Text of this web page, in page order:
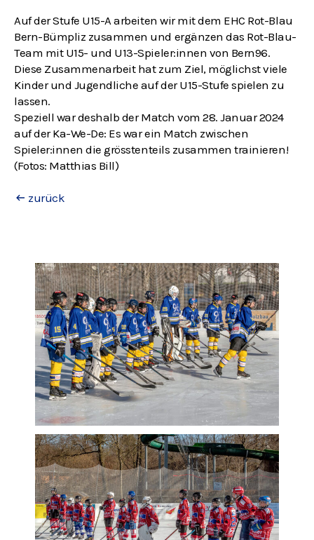
Auf der Stufe U15-A arbeiten wir mit dem EHC Rot-Blau
Bern-Bümpliz zusammen und ergänzen das Rot-Blau-
Team mit U15- und U13-Spieler:innen von Bern96.
Diese Zusammenarbeit hat zum Ziel, möglichst viele
Kinder und Jugendliche auf der U15-Stufe spielen zu
lassen.
Speziell war deshalb der Match vom 28. Januar 2024
auf der Ka-We-De: Es war ein Match zwischen
Spieler:innen die grösstenteils zusammen trainieren!
(Fotos: Matthias Bill)
zurück